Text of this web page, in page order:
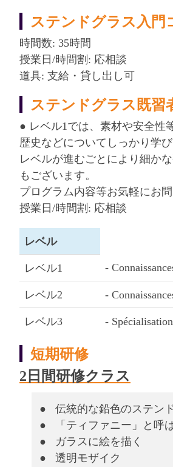
ステンドグラス入門
時間数: 35時間
授業日/時間割: 応相談
道具: 支給・貸し出し可
ステンドグラス既習
● レベル1では、素材や安全性
歴史などについてしっかり学び
レベルが進むごとにより細か
もございます。
プログラム内容等お気軽にお
授業日/時間割: 応相談
レベル
レベル1 -
レベル2 -
レベル3 - Spécialisation
短期研修
2日間研修クラス
● 伝統的な鉛色のステンド
● 「ティファニー」と呼
● ガラスに絵を描く
● 透明モザイク